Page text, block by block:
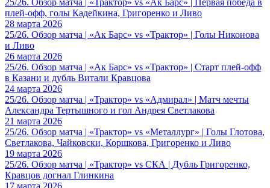
плей-офф, голы Кадейкина, Григоренко и Ливо
28 марта 2026
25/26. Обзор матча | «Ак Барс» vs «Трактор» | Голы Никонова
и Ливо
26 марта 2026
25/26. Обзор матча | «Ак Барс» vs «Трактор» | Старт плей-офф
в Казани и дубль Витали Кравцова
24 марта 2026
25/26. Обзор матча | «Трактор» vs «Адмирал» | Матч мечты
Александра Тертышного и гол Андрея Светлакова
21 марта 2026
25/26. Обзор матча | «Трактор» vs «Металлург» | Голы Глотова,
Светлакова, Чайковски, Коршкова, Григоренко и Ливо
19 марта 2026
25/26. Обзор матча | «Трактор» vs СКА | Дубль Григоренко,
Кравцов догнал Глинкина
17 марта 2026